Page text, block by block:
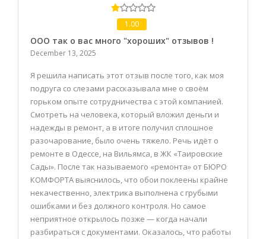
1.00
ООО так о вас много "хороших" отзывов !
December 13, 2025
Я решила написать этот отзыв после того, как моя
подруга со слезами рассказывала мне о своём
горьком опыте сотрудничества с этой компанией.
Смотреть на человека, который вложил деньги и
надежды в ремонт, а в итоге получил сплошное
разочарование, было очень тяжело. Речь идёт о
ремонте в Одессе, на Вильямса, в ЖК «Таировские
Сады». После так называемого «ремонта» от БЮРО
КОМФОРТА выяснилось, что обои поклеены крайне
некачественно, электрика выполнена с грубыми
ошибками и без должного контроля. Но самое
неприятное открылось позже — когда начали
разбираться с документами. Оказалось, что работы